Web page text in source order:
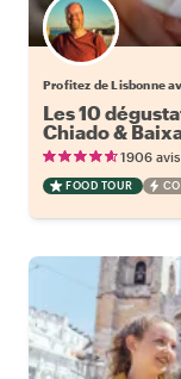
Profitez de Lisbonne
Les 10
Chiado &
1906 avis
FOOD TOUR